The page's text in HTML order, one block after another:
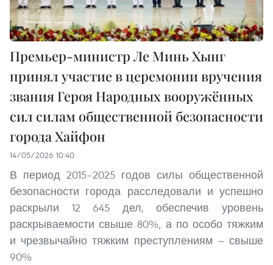
Премьер-министр Ле Минь Хынг
принял участие в церемонии вручения
звания Героя Народных вооружённых
сил силам общественной безопасности
города Хайфон
14/05/2026 10:40
В период 2015–2025 годов силы общественной
безопасности города расследовали и успешно
раскрыли 12 645 дел, обеспечив уровень
раскрываемости свыше 80%, а по особо тяжким
и чрезвычайно тяжким преступлениям — свыше
90%